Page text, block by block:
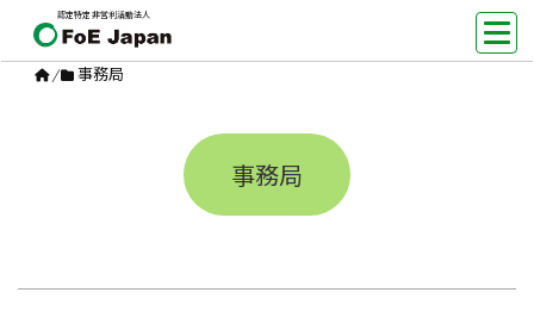
認定特定非営利活動法人
/ 事務局
事務局